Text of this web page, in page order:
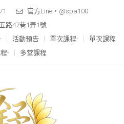
官方Line，@spa100
路47巷1弄1號
活動預告 單次課程-
單次課程
-
多堂課程